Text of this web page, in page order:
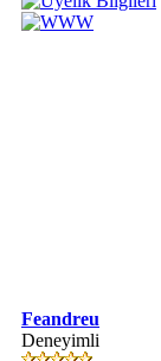
Feandreu
Deneyimli